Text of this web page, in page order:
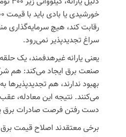
خورشیدی یا بادی
رقابت کند، هیچ سرمایه‌گذاری
سراغتجدیدپذیر نمی‌رود.
یعنی یارانهغیرهدفمند، یک
صنعت برق ایجاد می‌کند: هم
بهبود ندارند، همتجدیدپذیرها
می‌کنند. نتیجه این معادله،
دست رفتن فرصت صادرات
برخی معتقدند اصلاح قیمت برق